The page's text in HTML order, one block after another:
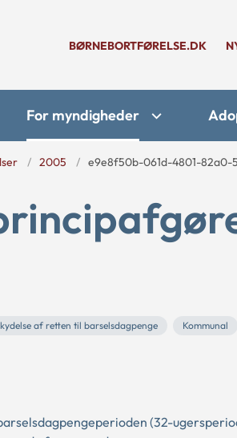
BØRNEBORTFØRELSE.DK
For myndigheder
2005 e9e8f50b-061d-4801-82a0-
af retten til barselsdagpenge Kommunal
(32-